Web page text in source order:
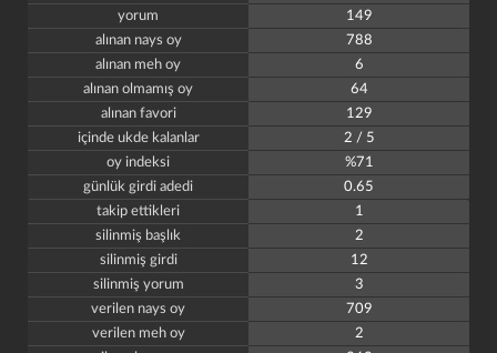
yorum
149
alınan nays oy
788
alınan meh oy
6
alınan olmamış oy
64
alınan favori
129
içinde ukde kalanlar
2 / 5
oy indeksi
%71
günlük girdi adedi
0.65
takip ettikleri
1
silinmiş başlık
2
silinmiş girdi
12
silinmiş yorum
3
verilen nays oy
709
verilen meh oy
2
kapat kaydet